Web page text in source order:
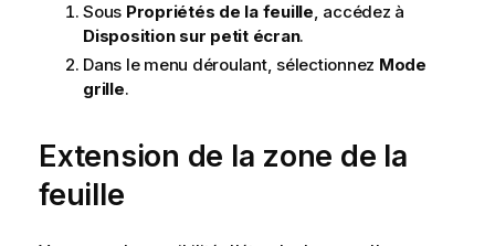
Sous Propriétés de la feuille, accédez à
Disposition sur petit écran.
Dans le menu déroulant, sélectionnez Mode
grille.
Extension de la zone de la
feuille